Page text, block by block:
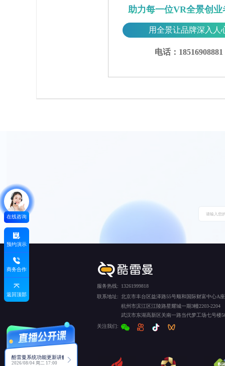
助力每一位VR全景创业
用全景让品牌深入人
电话：18516908881
在线咨询
预约演示
商务合作
返回顶部
酷雷曼系统功能更新讲解
2026/08/04 周二 17:00
服务热线:
13261999818
联系地址: 北京市丰台区益泽路55号顺和国际财富中心A座
杭州市滨江区江陵路星耀城一期3幢2203-2204
武汉市东湖高新区关南一路当代梦工场七号楼
关注我们: